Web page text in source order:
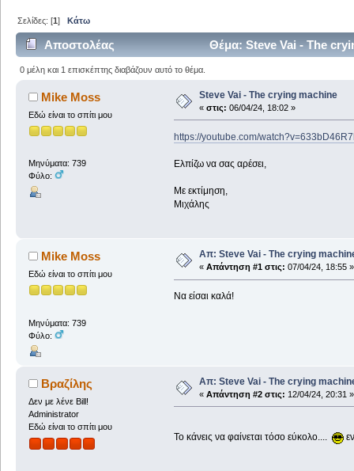
Σελίδες: [1]Κάτω
Αποστολέας Θέμα: Steve Vai - The
0 μέλη και 1 επισκέπτης διαβάζουν αυτό το θέμα.
Mike Moss
Εδώ είναι το σπίτι μου
Μηνύματα: 739
Φύλο:
Steve Vai - The crying machine
« στις: 06/04/24, 18:02 »
https://youtube.com/
Ελπίζω να σας αρέσει,
Με εκτίμηση,
Μιχάλης
Mike Moss
Εδώ είναι το σπίτι μου
Μηνύματα: 739
Φύλο:
Απ: Steve Vai - The crying
« Απάντηση #1 στις: 07/04/24, 18:55 »
Να είσαι καλά!
Βραζίλης
Δεν με λένε Bill!
Administrator
Εδώ είναι το σπίτι μου
Απ: Steve Vai - The crying
« Απάντηση #2 στις: 12/04/24, 20:31 »
Το κάνεις να φαίνεται τόσο εύκολο....